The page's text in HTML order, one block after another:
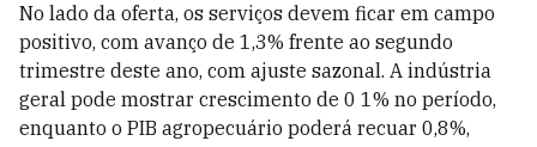
No lado da oferta, os serviços devem ficar em campo
positivo, com avanço de 1,3% frente ao segundo
trimestre deste ano, com ajuste sazonal. A indústria
geral pode mostrar crescimento de 0 1% no período,
enquanto o PIB agropecuário poderá recuar 0,8%,